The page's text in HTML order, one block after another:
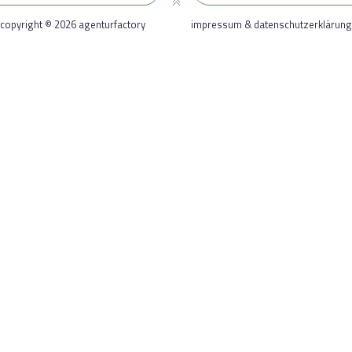
copyright © 2026 agenturfactory impressum & datenschutzerklärung